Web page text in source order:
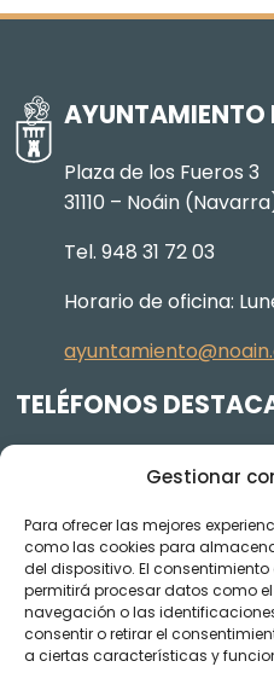
Gestionar
Para ofrecer las mejores
como las cookies para
del dispositivo. El
permitirá procesar datos como
navegación o las
consentir o retirar el
a ciertas características y
AYUNTAMIENTO
Plaza de los Fueros 3
31110 – Noáin
Tel. 948 31 72 03
Horario de oficina:
TELÉFONOS
Jardinería y Agenda Local 2030
TRANSPARENCIA
Videos de los plenos